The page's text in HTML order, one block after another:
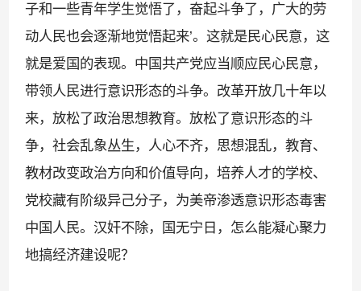
子和一些青年学生觉悟了，奋起斗争了，广大的劳
动人民也会逐渐地觉悟起来’。这就是民心民意，这
就是爱国的表现。中国共产党应当顺应民心民意，
带领人民进行意识形态的斗争。改革开放几十年以
来，放松了政治思想教育。放松了意识形态的斗
争，社会乱象丛生，人心不齐，思想混乱，教育、
教材改变政治方向和价值导向，培养人才的学校、
党校藏有阶级异己分子，为美帝渗透意识形态毒害
中国人民。汉奸不除，国无宁日，怎么能凝心聚力
地搞经济建设呢？